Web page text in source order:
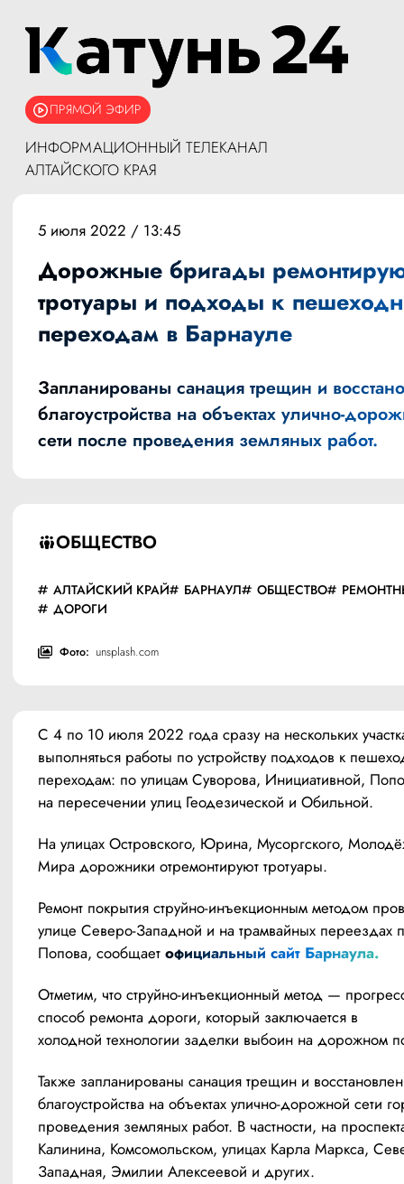
ПРЯМОЙ ЭФИР
ИНФОРМАЦИОННЫЙ ТЕЛЕКАНАЛ
АЛТАЙСКОГО КРАЯ
ОБЩЕСТВО
АЛТАЙСКИЙ КРАЙ БАРНАУЛ ОБЩЕСТВО
ДОРОГИ
Фото: unsplash.com
5 июля 2022 / 13:45
Дорожные бригады
тротуары и подходы к
переходам в Барнауле
Запланированы санация трещин и
благоустройства на объектах улично-
сети после проведения земляных работ.
С 4 по 10 июля 2022 года сразу на нескольких
выполняться работы по устройству подходов к
переходам: по улицам Суворова, Инициативной,
на пересечении улиц Геодезической и Обильной.
На улицах Островского, Юрина, Мусоргского,
Мира дорожники отремонтируют тротуары.
Ремонт покрытия струйно-инъекционным методом
улице Северо-Западной и на трамвайных переездах
Попова, сообщает официальный сайт Барнаула.
Отметим, что струйно-инъекционный метод —
способ ремонта дороги, который заключается в
холодной технологии заделки выбоин на дорожном
Также запланированы санация трещин и
благоустройства на объектах улично-дорожной сети
проведения земляных работ. В частности, на
Калинина, Комсомольском, улицах Карла Маркса,
Западная, Эмилии Алексеевой и других.